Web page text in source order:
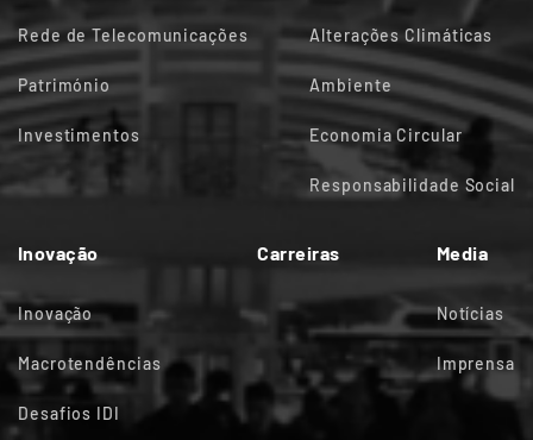
Rede de Telecomunicações
Património
Investimentos
Alterações Climáticas
Ambiente
Economia Circular
Responsabilidade Social
Inovação
Inovação
Macrotendências
Desafios IDI
Carreiras Media
Notícias
Imprensa